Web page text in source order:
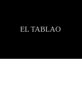
EL TABLAO